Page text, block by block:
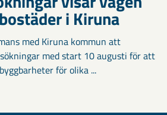
i Kiruna
med Kiruna kommun att
med start 10 augusti för att
för olika ...